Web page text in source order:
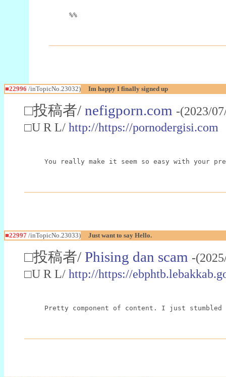
%%
■22996 /inTopicNo.23032) Im happy I finally signed up
□投稿者/ nefigporn.com -(2023/
□U R L/ http://https://pornodergisi.com
You really make it seem so easy with your
■22997 /inTopicNo.23033) Just want to say Hello.
□投稿者/ Phising dan scam -
□U R L/ http://https://
Pretty component of content. I just